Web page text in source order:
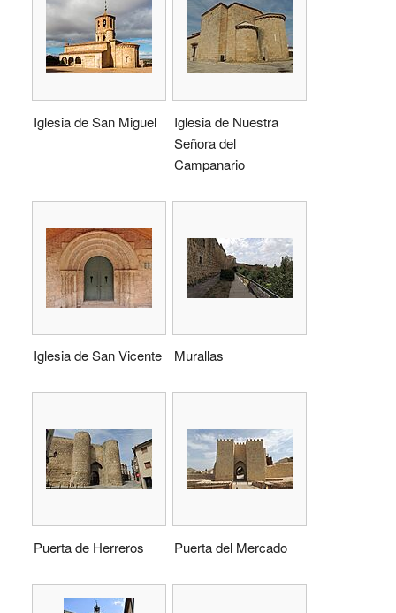
Iglesia de San Miguel
Iglesia de Nuestra
Señora del
Campanario
Iglesia de San Vicente Murallas
Puerta de Herreros Puerta del Mercado